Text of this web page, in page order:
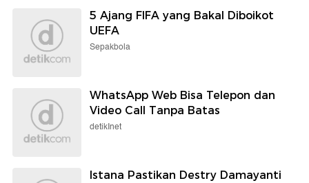
5 Ajang FIFA yang Bakal Diboikot
UEFA
Sepakbola
WhatsApp Web Bisa Telepon dan
Video Call Tanpa Batas
detikInet
Istana Pastikan Destry Damayanti